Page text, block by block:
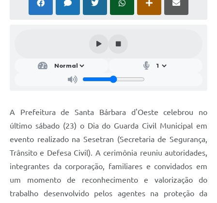
Galeria de Vídeos
Contato
Plano de Contratações Anuais
A Prefeitura de Santa Bárbara d'Oeste celebrou no
último sábado (23) o Dia do Guarda Civil Municipal em
evento realizado na Sesetran (Secretaria de Segurança,
Trânsito e Defesa Civil). A cerimônia reuniu autoridades,
integrantes da corporação, familiares e convidados em
um momento de reconhecimento e valorização do
trabalho desenvolvido pelos agentes na proteção da